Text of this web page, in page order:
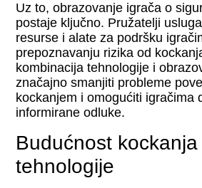
Uz to, obrazovanje igrača o
postaje ključno. Pružatelji
resurse i alate za podršku
prepoznavanju rizika od
kombinacija tehnologije i
značajno smanjiti probleme
kockanjem i omogućiti igračima
informirane odluke.
Budućnost
tehnologije